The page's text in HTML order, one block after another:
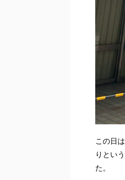
この日は
りとい
た。